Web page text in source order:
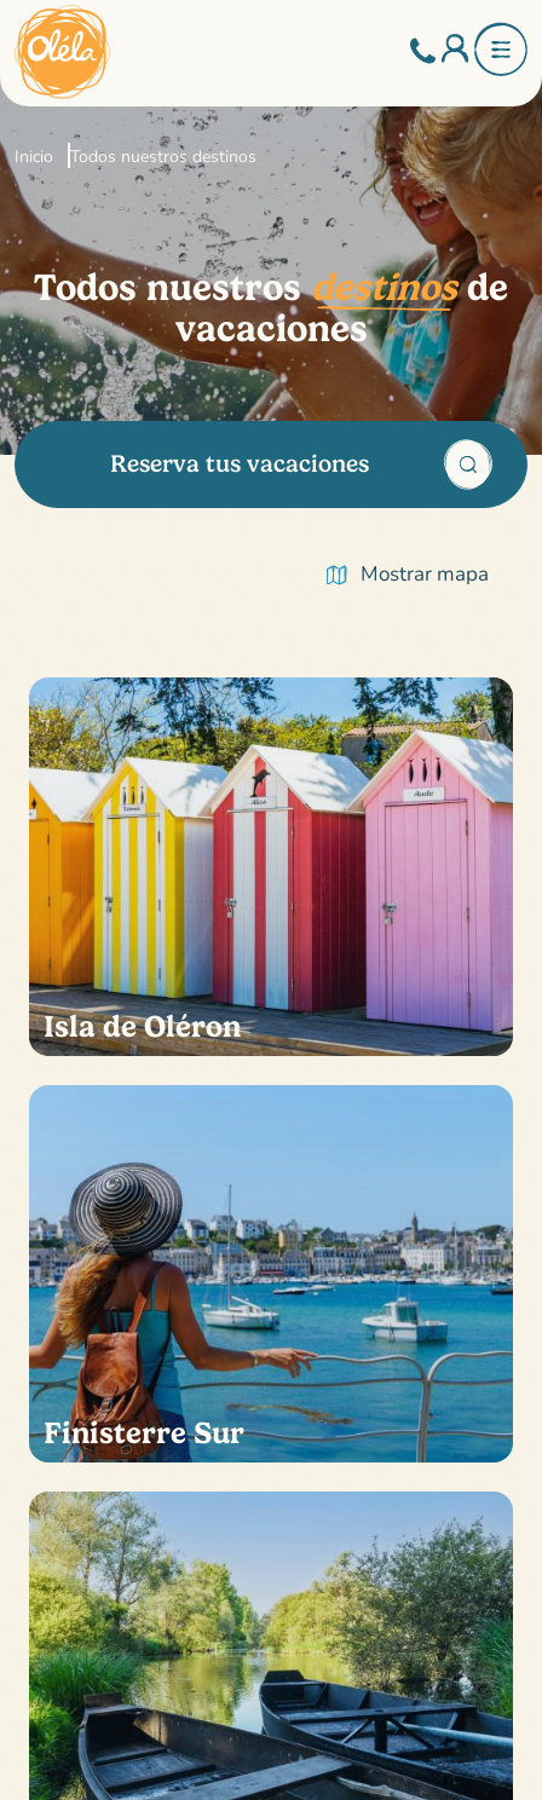
Inicio Todos nuestros destinos
Todos nuestrosdestinosde
vacaciones
Reserva tus vacaciones
Mostrar mapa
Isla de Oléron
Finisterre Sur